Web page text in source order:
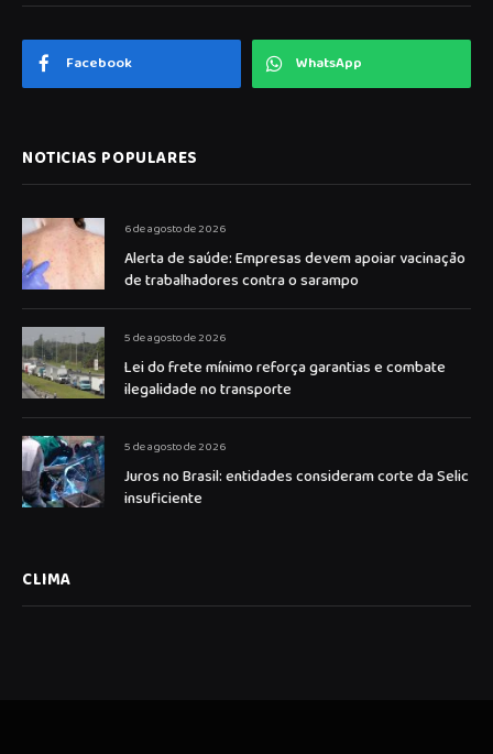
Facebook WhatsApp
NOTICIAS POPULARES
6 de agosto de 2026
Alerta de saúde: Empresas devem apoiar vacinação
de trabalhadores contra o sarampo
5 de agosto de 2026
Lei do frete mínimo reforça garantias e combate
ilegalidade no transporte
5 de agosto de 2026
Juros no Brasil: entidades consideram corte da Selic
insuficiente
CLIMA